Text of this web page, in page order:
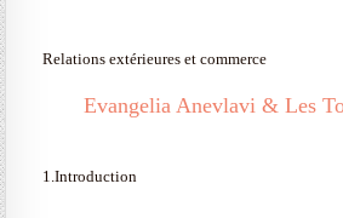
Relations extérieures et commerce
Evangelia Anevlavi & Les
1.Introduction